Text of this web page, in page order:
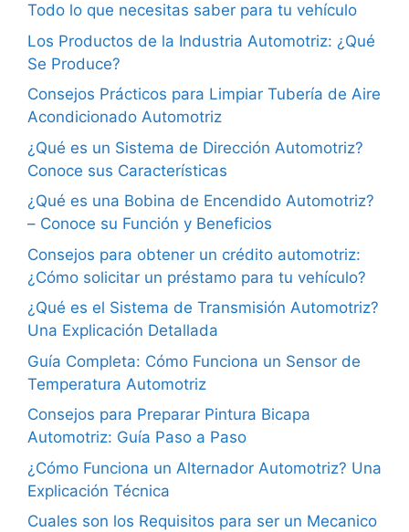
Todo lo que necesitas saber para tu vehículo
Los Productos de la Industria Automotriz: ¿Qué
Se Produce?
Consejos Prácticos para Limpiar Tubería de Aire
Acondicionado Automotriz
¿Qué es un Sistema de Dirección Automotriz?
Conoce sus Características
¿Qué es una Bobina de Encendido Automotriz?
– Conoce su Función y Beneficios
Consejos para obtener un crédito automotriz:
¿Cómo solicitar un préstamo para tu vehículo?
¿Qué es el Sistema de Transmisión Automotriz?
Una Explicación Detallada
Guía Completa: Cómo Funciona un Sensor de
Temperatura Automotriz
Consejos para Preparar Pintura Bicapa
Automotriz: Guía Paso a Paso
¿Cómo Funciona un Alternador Automotriz? Una
Explicación Técnica
Cuales son los Requisitos para ser un Mecanico